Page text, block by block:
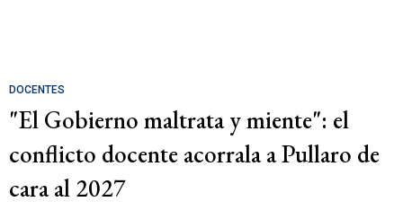
DOCENTES
"El Gobierno maltrata y miente": el
conflicto docente acorrala a Pullaro de
cara al 2027